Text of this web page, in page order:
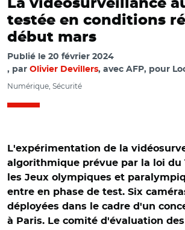
La vidéosurveillance
testée en conditions
début mars
Publié le 20 février 2024
par Olivier Devillers, avec AFP, pour
Numérique, Sécurité
L'expérimentation de la
algorithmique prévue par la loi du
les Jeux olympiques et
entre en phase de test. Six
déployées dans le cadre d'un
à Paris. Le comité d'évaluation des